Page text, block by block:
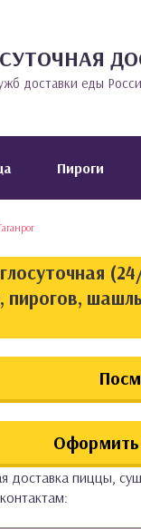
доставки еды
Пироги
Оформить
доставка пиццы,